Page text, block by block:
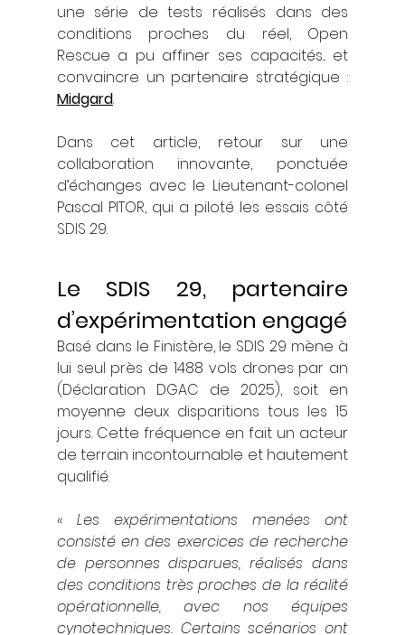
une série de tests réalisés dans des
conditions proches du réel, Open
Rescue a pu affiner ses capacités... et
Midgard.
Dans cet article, retour sur une
collaboration innovante, ponctuée
d’échanges avec le Lieutenant-colonel
Pascal PITOR, qui a piloté les essais côté
SDIS 29.
Le SDIS 29, partenaire
d’expérimentation engagé
Basé dans le Finistère, le SDIS 29 mène à
lui seul près de 1488 vols drones par an
(Déclaration DGAC de 2025), soit en
moyenne deux disparitions tous les 15
jours. Cette fréquence en fait un acteur
de terrain incontournable et hautement
qualifié.
« Les expérimentations menées ont
consisté en des exercices de recherche
de personnes disparues, réalisés dans
des conditions très proches de la réalité
opérationnelle, avec nos équipes
cynotechniques. Certains scénarios ont